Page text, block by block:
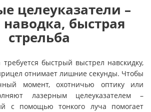
целеуказатели –
наводка, быстрая
стрельба
требуется быстрый выстрел навскидку,
отнимает лишние секунды. Чтобы
момент, охотничью оптику или
лазерным целеуказателем –
с помощью тонкого луча помогает